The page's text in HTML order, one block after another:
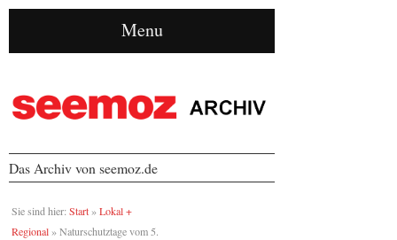
Menu
Das Archiv von seemoz.de
Sie sind hier: Start » Lokal +
Regional » Naturschutztage vom 5.